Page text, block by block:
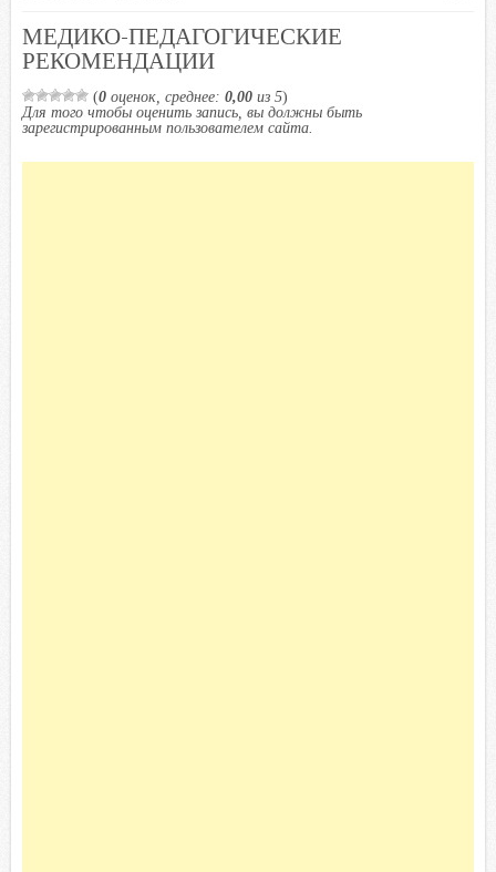
МЕДИКО-ПЕДАГОГИЧЕСКИЕ
РЕКОМЕНДАЦИИ
(0 оценок, среднее: 0,00 из 5)
Для того чтобы оценить запись, вы должны быть
зарегистрированным пользователем сайта.